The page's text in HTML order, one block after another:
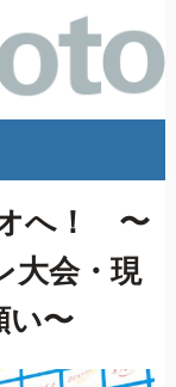
へ！ 〜
大会・現
い〜